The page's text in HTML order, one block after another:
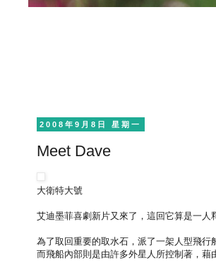
2008年9月8日 星期一
Meet Dave
大衛特大號
艾迪墨菲喜劇新片又來了，這回它算是一人
為了取回重要的取水石，派了一架人型飛行
而飛船內部則是由許多外星人所控制著，藉